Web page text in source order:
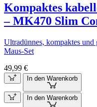
Kompaktes
– MK470 Slim
Ultradünnes, kompaktes und
Maus-Set
49,99 €
In den Warenkorb
In den Warenkorb